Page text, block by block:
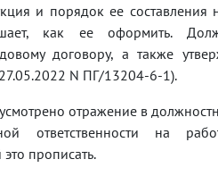
и порядок ее составления
как ее оформить.
договору, а также
N ПГ/13204-6-1).
отражение в
ответственности на
прописать.